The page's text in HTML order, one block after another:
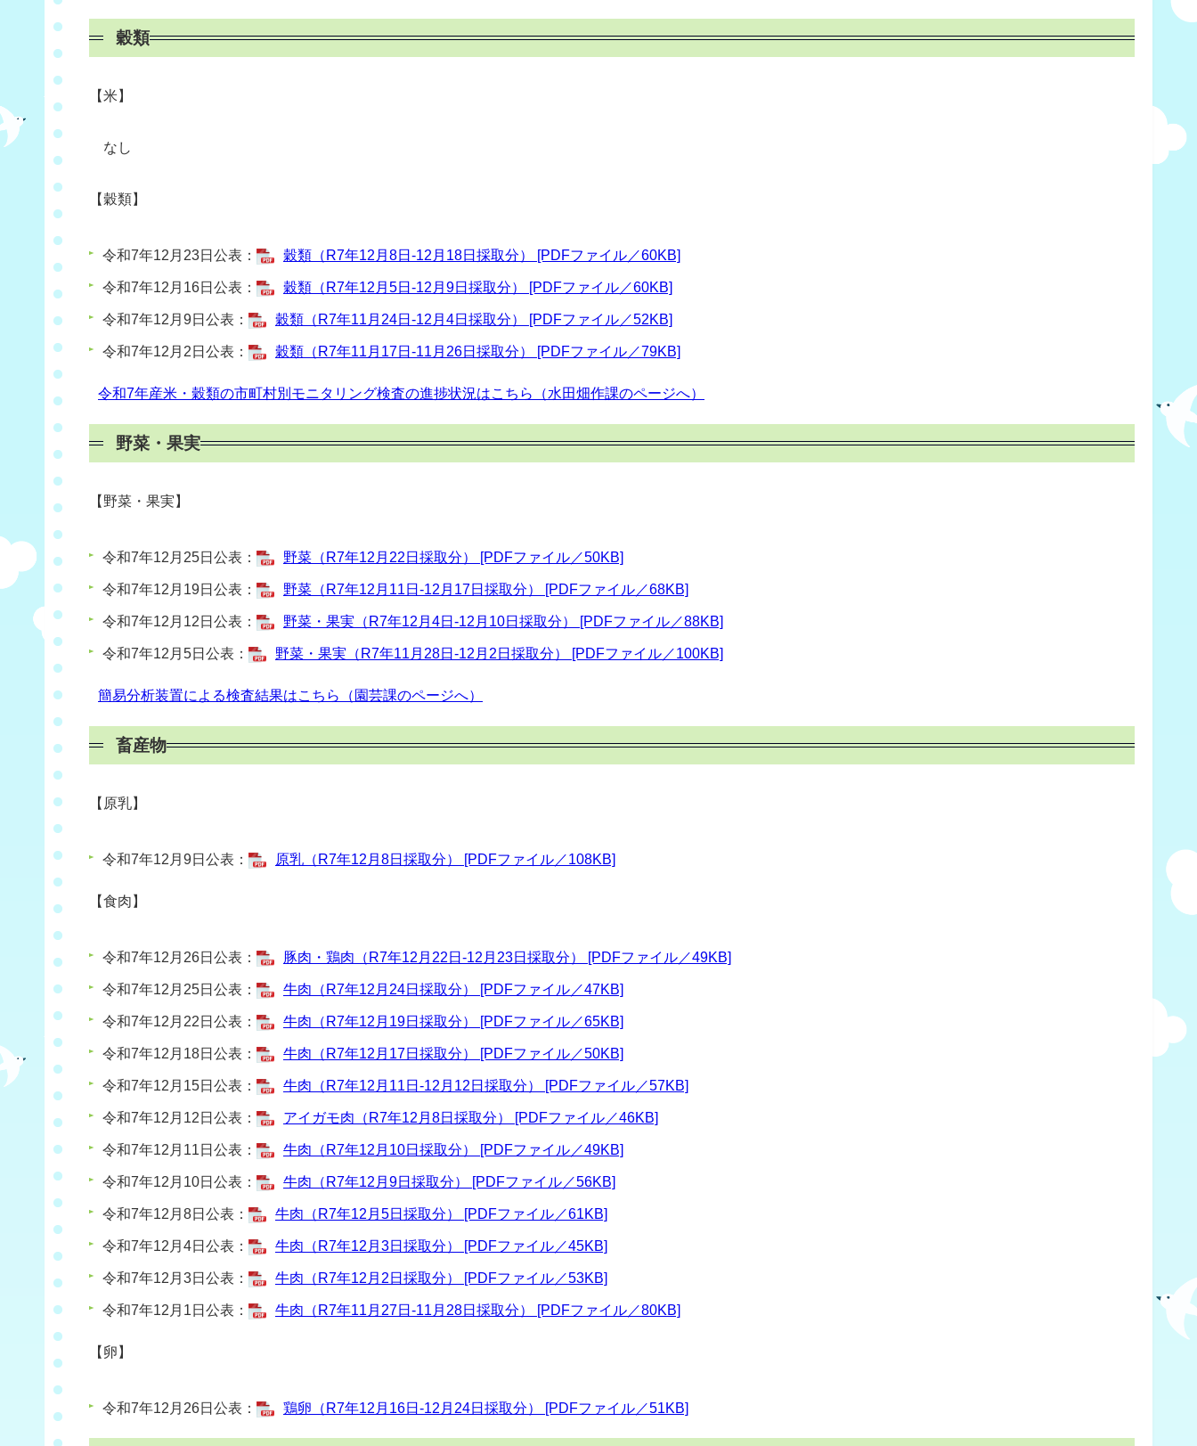
穀類
【米】
なし
【穀類】
令和7年12月23日公表： 穀類（R7年12月8日-12月18日採取分） [PDFファイル／60KB]
令和7年12月16日公表： 穀類（R7年12月5日-12月9日採取分） [PDFファイル／60KB]
令和7年12月9日公表： 穀類（R7年11月24日-12月4日採取分） [PDFファイル／52KB]
令和7年12月2日公表： 穀類（R7年11月17日-11月26日採取分） [PDFファイル／79KB]
令和7年産米・穀類の市町村別モニタリング検査の進捗状況はこちら（水田畑作課のページへ）
野菜・果実
【 野菜・果実】
令和7年12月25日公表： 野菜（R7年12月22日採取分） [PDFファイル／50KB]
令和7年12月19日公表： 野菜（R7年12月11日-12月17日採取分） [PDFファイル／68KB]
令和7年12月12日公表： 野菜・果実（R7年12月4日-12月10日採取分） [PDFファイル／88KB]
令和7年12月5日公表： 野菜・果実（R7年11月28日-12月2日採取分） [PDFファイル／100KB]
簡易分析装置による検査結果はこちら（園芸課のページへ）
畜産物
【原乳】
令和7年12月9日公表： 原乳（R7年12月8日採取分） [PDFファイル／108KB]
【食肉】
令和7年12月26日公表： 豚肉・鶏肉（R7年12月22日-12月23日採取分） [PDFファイル／49KB]
令和7年12月25日公表： 牛肉（R7年12月24日採取分） [PDFファイル／47KB]
令和7年12月22日公表： 牛肉（R7年12月19日採取分） [PDFファイル／65KB]
令和7年12月18日公表： 牛肉（R7年12月17日採取分） [PDFファイル／50KB]
令和7年12月15日公表： 牛肉（R7年12月11日-12月12日採取分） [PDFファイル／57KB]
令和7年12月12日公表： アイガモ肉（R7年12月8日採取分） [PDFファイル／46KB]
令和7年12月11日公表： 牛肉（R7年12月10日採取分） [PDFファイル／49KB]
令和7年12月10日公表： 牛肉（R7年12月9日採取分） [PDFファイル／56KB]
令和7年12月8日公表： 牛肉（R7年12月5日採取分） [PDFファイル／61KB]
令和7年12月4日公表： 牛肉（R7年12月3日採取分） [PDFファイル／45KB]
令和7年12月3日公表： 牛肉（R7年12月2日採取分） [PDFファイル／53KB]
令和7年12月1日公表： 牛肉（R7年11月27日-11月28日採取分） [PDFファイル／80KB]
【卵】
令和7年12月26日公表： 鶏卵（R7年12月16日-12月24日採取分） [PDFファイル／51KB]